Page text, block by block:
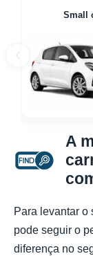
Small
A
Para levantar o
pode seguir o
diferença no